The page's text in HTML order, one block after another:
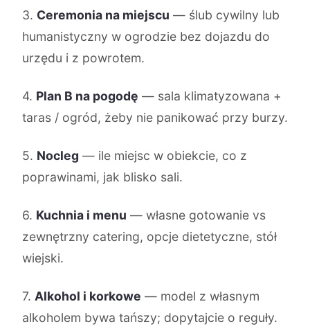
3. Ceremonia na miejscu — ślub cywilny lub
humanistyczny w ogrodzie bez dojazdu do
urzędu i z powrotem.
4. Plan B na pogodę — sala klimatyzowana +
taras / ogród, żeby nie panikować przy burzy.
5. Nocleg — ile miejsc w obiekcie, co z
poprawinami, jak blisko sali.
6. Kuchnia i menu — własne gotowanie vs
zewnętrzny catering, opcje dietetyczne, stół
wiejski.
7. Alkohol i korkowe — model z własnym
alkoholem bywa tańszy; dopytajcie o reguły.